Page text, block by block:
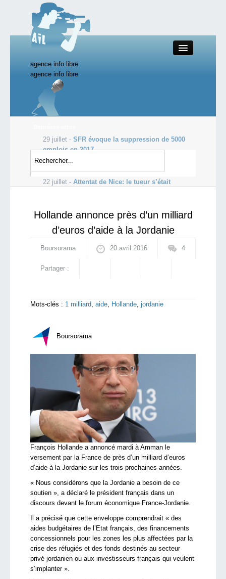
agence info libre
Close
Productions AIL
Actualité
Starting Doc
agence info libre
29 juillet - SFR évoque la suppression de 5000
emplois en 2017
29 juillet -
Agence de la langue française
22 juillet - Attentat de Nice: le tueur s’était
Hollande annonce près d’un milliard
d’euros d’aide à la Jordanie
Boursorama 20 avril 2016 4
Partager :
Mots-clés : 1 milliard, aide, Hollande, jordanie
Boursorama
François Hollande a annoncé mardi à Amman le
versement par la France de près d’un milliard d’euros
d’aide à la Jordanie sur les trois prochaines années.
« Nous considérons que la Jordanie a besoin de ce
soutien », a déclaré le président français dans un
discours devant le forum économique France-Jordanie.
Il a précisé que cette enveloppe comprendrait « des
aides budgétaires de l’Etat français, des financements
concessionnels pour les zones les plus affectées par la
crise des réfugiés et des fonds destinés au secteur
privé jordanien ou aux investisseurs français qui veulent
s’implanter ».